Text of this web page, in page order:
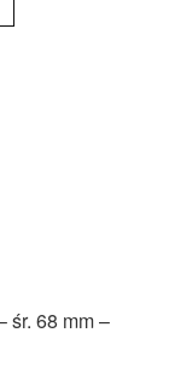
śr. 68 mm –